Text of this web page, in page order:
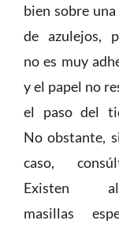
bien sobre
de azulejos,
no es muy
y el papel no
el paso del
No obstante,
caso,
Existen
masillas